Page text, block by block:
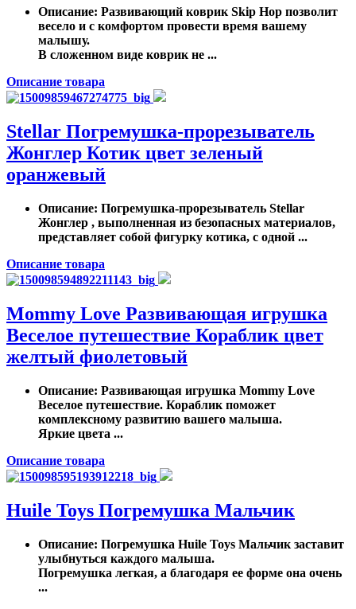
Описание: Развивающий коврик Skip Hop позволит
весело и с комфортом провести время вашему
малышу.
В сложенном виде коврик не ...
Описание товара
Stellar Погремушка-прорезыватель
Жонглер Котик цвет зеленый
оранжевый
Описание: Погремушка-прорезыватель Stellar
Жонглер , выполненная из безопасных материалов,
представляет собой фигурку котика, с одной ...
Описание товара
Mommy Love Развивающая игрушка
Веселое путешествие Кораблик цвет
желтый фиолетовый
Описание: Развивающая игрушка Mommy Love
Веселое путешествие. Кораблик поможет
комплексному развитию вашего малыша.
Яркие цвета ...
Описание товара
Huile Toys Погремушка Мальчик
Описание: Погремушка Huile Toys Мальчик заставит
улыбнуться каждого малыша.
Погремушка легкая, а благодаря ее форме она очень
...